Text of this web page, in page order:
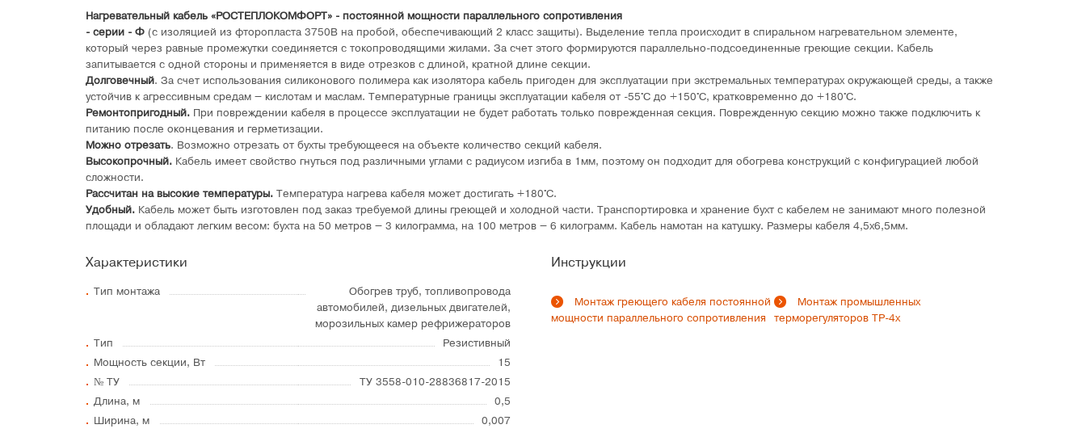
Нагревательный кабель «РОСТЕПЛОКОМФОРТ» - постоянной мощности параллельного сопротивления
- серии - Ф (с изоляцией из фторопласта 3750В на пробой, обеспечивающий 2 класс защиты). Выделение тепла происходит в спиральном нагревательном элементе,
который через равные промежутки соединяется с токопроводящими жилами. За счет этого формируются параллельно-подсоединенные греющие секции. Кабель
запитывается с одной стороны и применяется в виде отрезков с длиной, кратной длине секции.
Долговечный. За счет использования силиконового полимера как изолятора кабель пригоден для эксплуатации при экстремальных температурах окружающей среды, а также
устойчив к агрессивным средам – кислотам и маслам. Температурные границы эксплуатации кабеля от -55°C до +150°C, кратковременно до +180°C.
Ремонтопригодный. При повреждении кабеля в процессе эксплуатации не будет работать только поврежденная секция. Поврежденную секцию можно также подключить к
питанию после оконцевания и герметизации.
Можно отрезать. Возможно отрезать от бухты требующееся на объекте количество секций кабеля.
Высокопрочный. Кабель имеет свойство гнуться под различными углами с радиусом изгиба в 1мм, поэтому он подходит для обогрева конструкций с конфигурацией любой
сложности.
Рассчитан на высокие температуры. Температура нагрева кабеля может достигать +180°C.
Удобный. Кабель может быть изготовлен под заказ требуемой длины греющей и холодной части. Транспортировка и хранение бухт с кабелем не занимают много полезной
площади и обладают легким весом: бухта на 50 метров – 3 килограмма, на 100 метров – 6 килограмм. Кабель намотан на катушку. Размеры кабеля 4,5х6,5мм.
Характеристики
Тип монтажа
Обогрев труб, топливопровода
автомобилей, дизельных двигателей,
морозильных камер рефрижераторов
Тип
Резистивный
Мощность секции, Вт
15
№ ТУ
ТУ 3558-010-28836817-2015
Длина, м
0,5
Ширина, м
0,007
Инструкции
Монтаж греющего кабеля постоянной
мощности параллельного сопротивления
Монтаж промышленных
терморегуляторов ТР-4х